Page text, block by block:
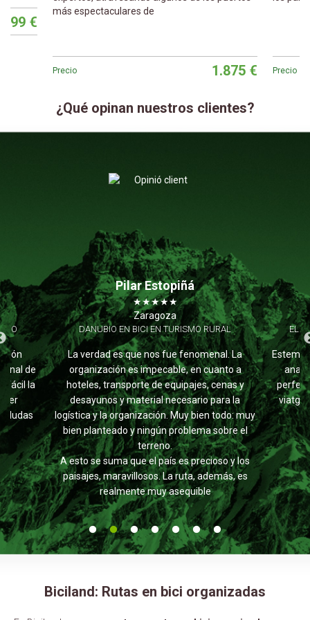
Precio 699 €
¿Qué opinan nuestros clientes?
de
fácil la
ser
dudas
Pilar Estopiñá
★★★★★
Zaragoza
DANUBIO EN BICI EN TURISMO RURAL
La verdad es que nos fue fenomenal. La
organización es impecable, en cuanto a
hoteles, transporte de equipajes, cenas y
desayunos y material necesario para la
logística y la organización. Muy bien todo: muy
bien planteado y ningún problema sobre el
terreno.
A esto se suma que el país es precioso y los
paisajes, maravillosos. La ruta, además, es
realmente muy asequible
EL
Estem
anar
viatge
Biciland: Rutas en bici organizadas